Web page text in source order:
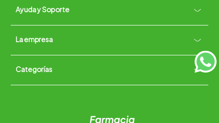
Ayuda y Soporte +
Contacto vía WhatsApp
Términos y condiciones
La empresa +
Quiénes somos
Trabaja con nosotros
Categorías +